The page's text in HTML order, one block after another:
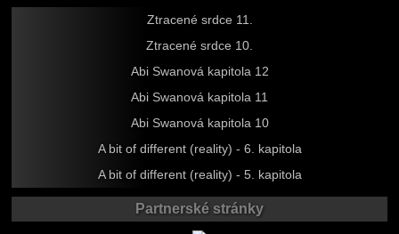
Ztracené srdce 11.
Ztracené srdce 10.
Abi Swanová kapitola 12
Abi Swanová kapitola 11
Abi Swanová kapitola 10
A bit of different (reality) - 6. kapitola
A bit of different (reality) - 5. kapitola
Partnerské stránky